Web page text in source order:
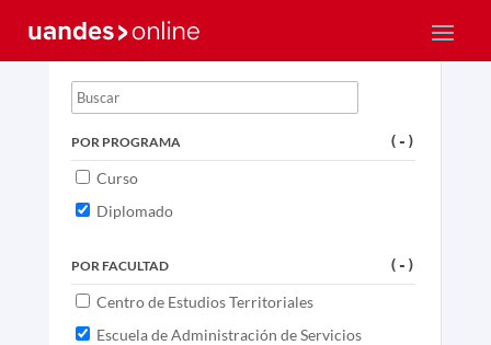
POR PROGRAMA (-)
Curso
Diplomado
POR FACULTAD (-)
Centro de Estudios Territoriales
Escuela de Administración de Servicios